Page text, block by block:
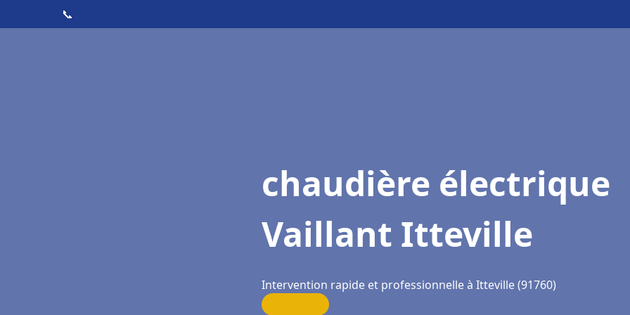
📞
chaudière électrique
Vaillant Itteville
Intervention rapide et professionnelle à Itteville (91760)